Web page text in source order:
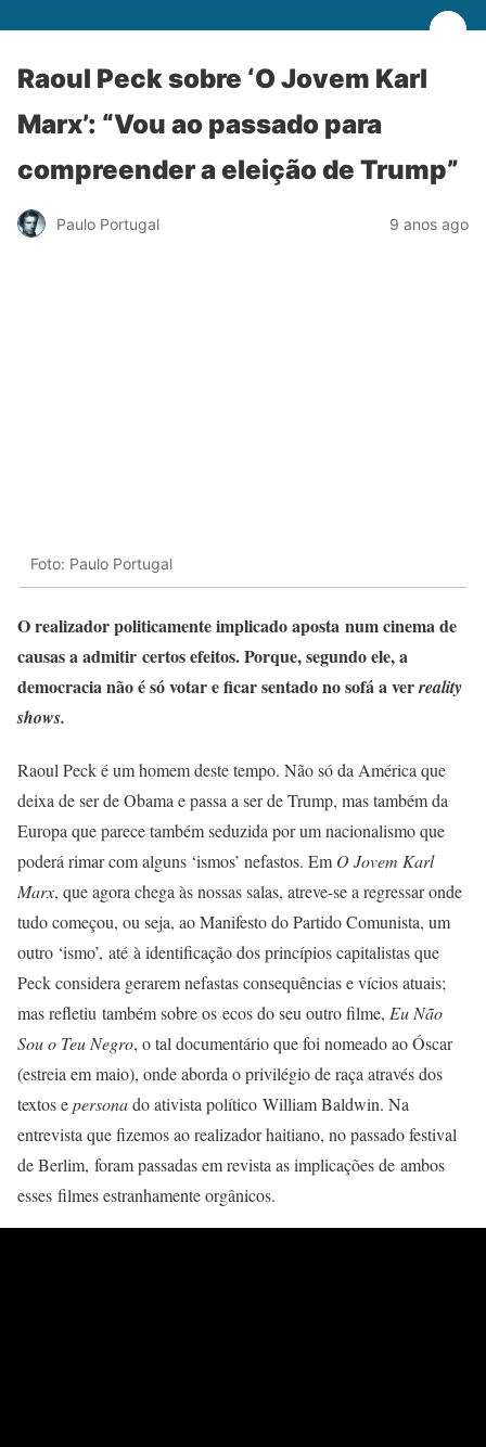
Raoul Peck sobre ‘O Jovem Karl
Marx’: “Vou ao passado para
compreender a eleição de Trump”
Paulo Portugal 9 anos ago
Foto: Paulo Portugal
O realizador politicamente implicado aposta num cinema de
causas a admitir certos efeitos. Porque, segundo ele, a
democracia não é só votar e ficar sentado no sofá a verreality
shows.
Raoul Peck é um homem deste tempo. Não só da América que
deixa de ser de Obama e passa a ser de Trump, mas também da
Europa que parece também seduzida por um nacionalismo que
poderá rimar com alguns ‘ismos’ nefastos. Em O Jovem Karl
Marx, que agora chega às nossas salas, atreve-se a regressar onde
tudo começou, ou seja, ao Manifesto do Partido Comunista, um
outro ‘ismo’, até à identificação dos princípios capitalistas que
Peck considera gerarem nefastas consequências e vícios atuais;
mas refletiu também sobre os ecos do seu outro filme, Eu Não
Sou o Teu Negro, o tal documentário que foi nomeado ao Óscar
(estreia em maio), onde aborda o privilégio de raça através dos
textos epersonado ativista político William Baldwin. Na
entrevista que fizemos ao realizador haitiano, no passado festival
de Berlim, foram passadas em revista as implicações de ambos
esses filmes estranhamente orgânicos.